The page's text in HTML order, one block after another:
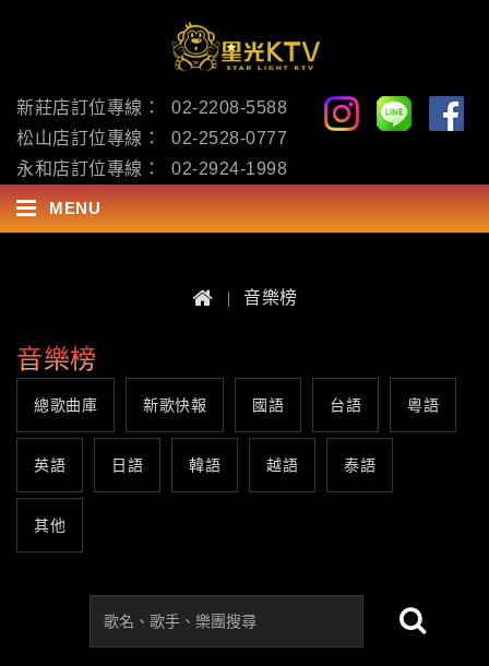
新莊店訂位專線：
02-2208-5588
松山店訂位專線：
02-2528-0777
永和店訂位專線：
02-2924-1998
MENU
音樂榜
音樂榜
總歌曲庫 新歌快報 國語 台語 粵語
英語 日語 韓語 越語 泰語
其他